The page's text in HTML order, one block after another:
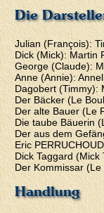
Die
Julian (François):
Dick (Mick): Martin
George (Claude):
Anne (Annie):
Dagobert (Timmy):
Der Bäcker (Le
Der alte Bauer (Le
Die taube Bäuerin
Der aus dem
Eric PERRUCHOUD
Dick Taggard (Mick
Der Kommissar
Handlung